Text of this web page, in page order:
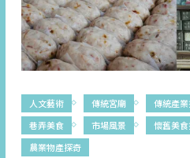
人文藝術 傳統宮廟 傳統產
巷弄美食
市場風景 懷舊美
農業物產探奇